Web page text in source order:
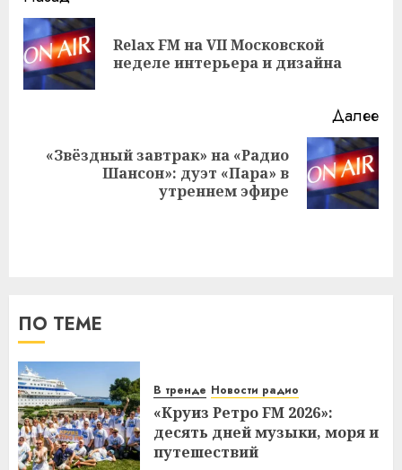
записи
Relax FM на VII Московской
неделе интерьера и дизайна
Далее
Следующая
«Звёздный завтрак» на «Радио
Шансон»: дуэт «Пара» в
утреннем эфире
ПО ТЕМЕ
В тренде Новости радио
«Круиз Ретро FM 2026»:
десять дней музыки, моря и
путешествий